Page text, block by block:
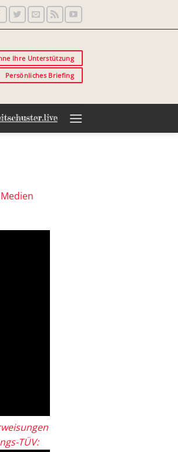
Ihre Unterstützung
Persönliches Briefing
TÜV: